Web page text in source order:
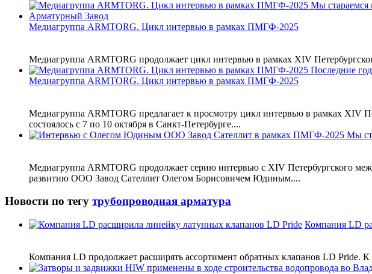
Медиагруппа ARMTORG. Цикл интервью в рамках ПМГФ-2025
Медиагруппа ARMTORG продолжает цикл интервью в рамках XIV
Медиагруппа ARMTORG. Цикл интервью в рамках ПМГФ-2025
Медиагруппа ARMTORG предлагает к просмотру цикл интервью в рамках XIV
состоялось с 7 по 10 октября в Санкт-Петербурге....
Медиагруппа ARMTORG продолжает серию интервью с XIV Петербургского
развитию ООО Завод Сателлит Олегом Борисовичем Юдиным....
Новости по тегу трубопроводная арматура
Компания LD
Компания LD продолжает расширять ассортимент обратных клапанов LD